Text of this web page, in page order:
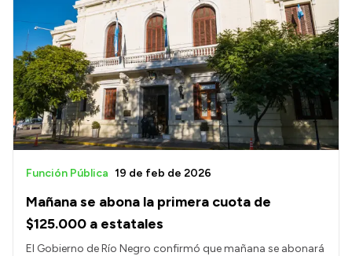
Mañana se abona la primera cuota de
$125.000 a estatales
Función Pública 19 de feb de 2026
El Gobierno de Río Negro confirmó que mañana se abonará